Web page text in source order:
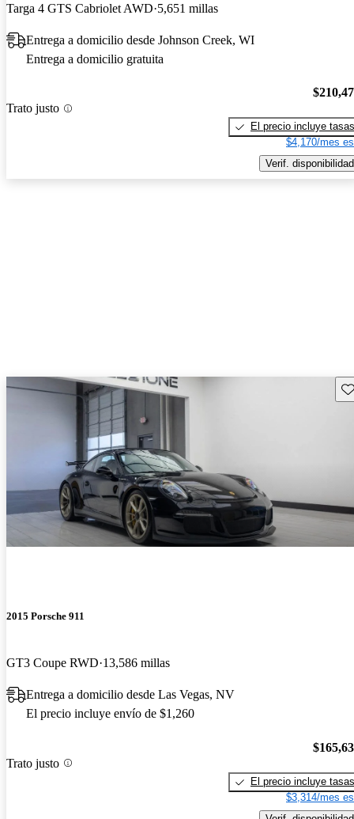
Targa 4 GTS Cabriolet AWD 5,651 millas
Entrega a domicilio desde Johnson Creek, WI
Entrega a domicilio gratuita
Trato justo
El precio incluye tasas
$4,170/mes
Verif. disponibilidad
2015 Porsche 911
GT3 Coupe RWD 13,586 millas
Entrega a domicilio desde Las Vegas, NV
El precio incluye envío de $1,260
Trato justo
El precio incluye tasas
$3,314/mes